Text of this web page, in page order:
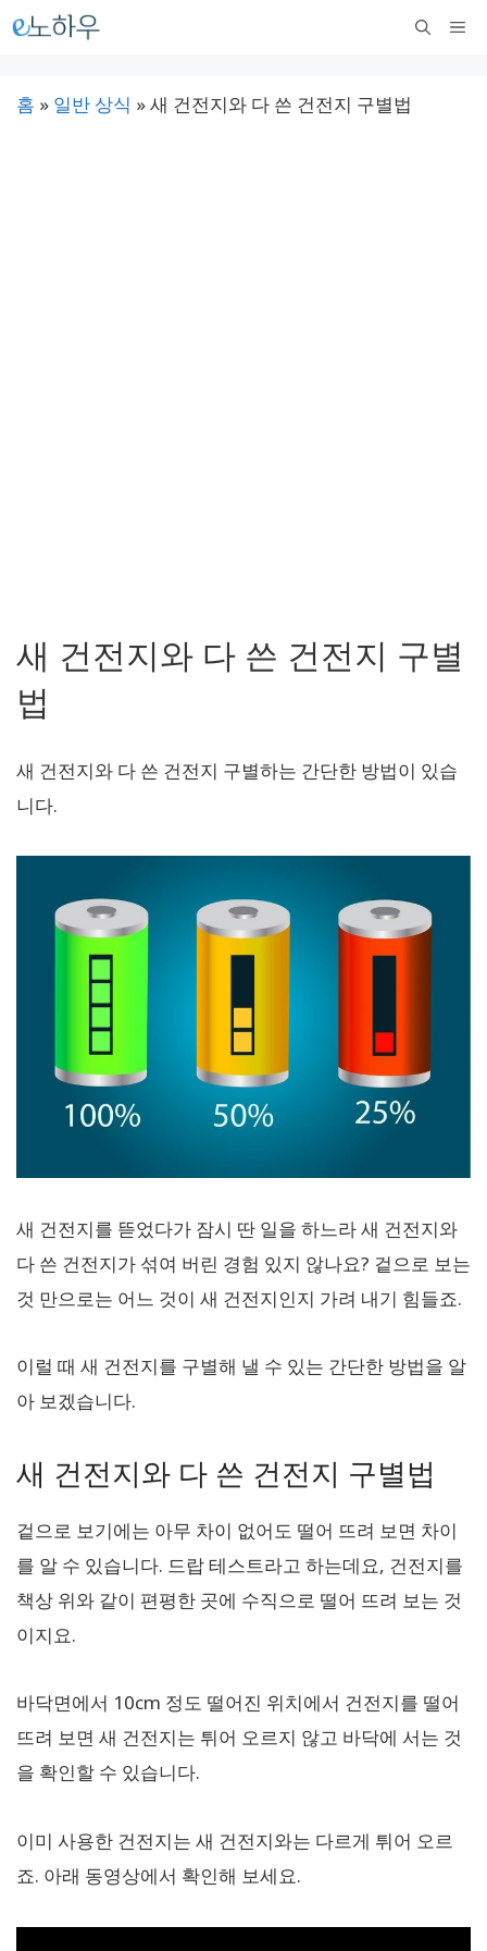
컨
메
홈 » 일반 상식 »새 건전지와 다 쓴 건전지 구별법
새 건전지와 다 쓴 건전지 구별
법
새 건전지와 다 쓴 건전지 구별하는 간단한 방법이 있습
니다.
새 건전지를 뜯었다가 잠시 딴 일을 하느라 새 건전지와
다 쓴 건전지가 섞여 버린 경험 있지 않나요? 겉으로 보는
것 만으로는 어느 것이 새 건전지인지 가려 내기 힘들죠.
이럴 때 새 건전지를 구별해 낼 수 있는 간단한 방법을 알
아 보겠습니다.
새 건전지와 다 쓴 건전지 구별법
겉으로 보기에는 아무 차이 없어도 떨어 뜨려 보면 차이
를 알 수 있습니다. 드랍 테스트라고 하는데요, 건전지를
책상 위와 같이 편평한 곳에 수직으로 떨어 뜨려 보는 것
이지요.
바닥면에서 10cm 정도 떨어진 위치에서 건전지를 떨어
뜨려 보면 새 건전지는 튀어 오르지 않고 바닥에 서는 것
을 확인할 수 있습니다.
이미 사용한 건전지는 새 건전지와는 다르게 튀어 오르
죠. 아래 동영상에서 확인해 보세요.